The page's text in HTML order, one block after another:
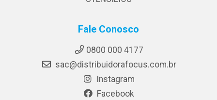
Fale Conosco
0800 000 4177
sac@distribuidorafocus.com.br
Instagram
Facebook